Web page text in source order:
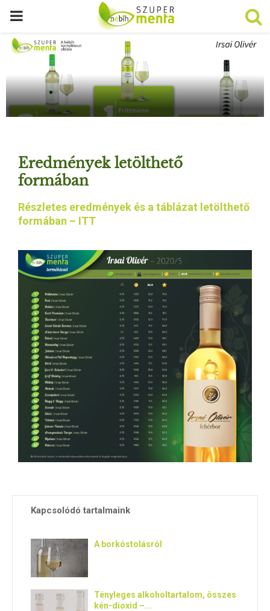
P
R
I
M
R
E
Eredmények letölthető
formában
Részletes eredmények és a táblázat letölthető
formában – ITT
Kapcsolódó tartalmaink
A borkóstolásról
Tényleges alkoholtartalom, összes
kén-dioxid –...